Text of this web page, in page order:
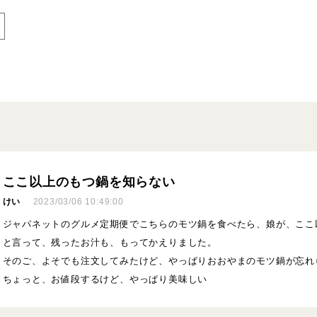
ここ以上のもつ鍋を知らない
けい 2023/03/06 10:49:00
ジャパネットのグルメ定期便でこちらのモツ鍋を食べたら、娘が、こ
と言って、残ったお汁も、もってかえりました。
そのご、よそでも注文してみたけど、やっぱりおおやまのモツ鍋が忘
ちょっと、お値段するけど、やっぱり美味しい